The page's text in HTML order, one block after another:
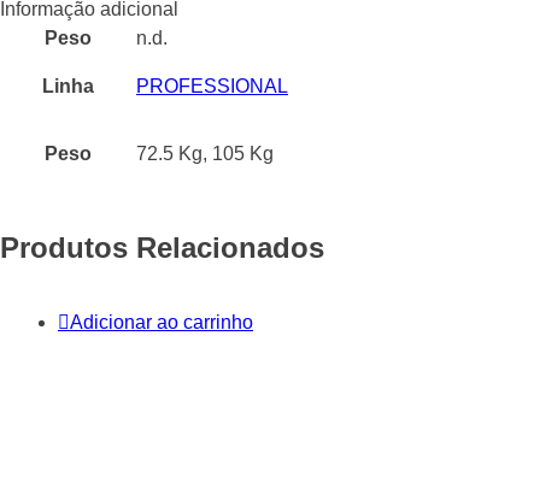
Informação adicional
Peso
n.d.
Linha PROFESSIONAL
Peso 72.5 Kg, 105 Kg
Produtos Relacionados
Adicionar ao carrinho